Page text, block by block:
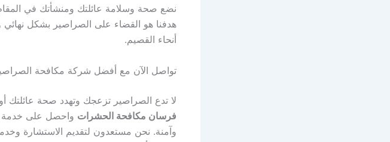
نضع صحة وسلامة عائلتك ومنشأتك في
هدفنا هو القضاء على الصراصير بشكل
أنحاء القصيم.
تواصل الآن مع أفضل شركة مكافحة
لا تدع الصراصير تزعجك وتهدد صحة عائلتك
فرسان مكافحة الحشرات واحصل على خدمة
وآمنة. نحن مستعدون لتقديم الاستشارة